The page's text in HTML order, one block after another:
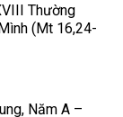
Thường
(Mt 16,24-
Năm A –